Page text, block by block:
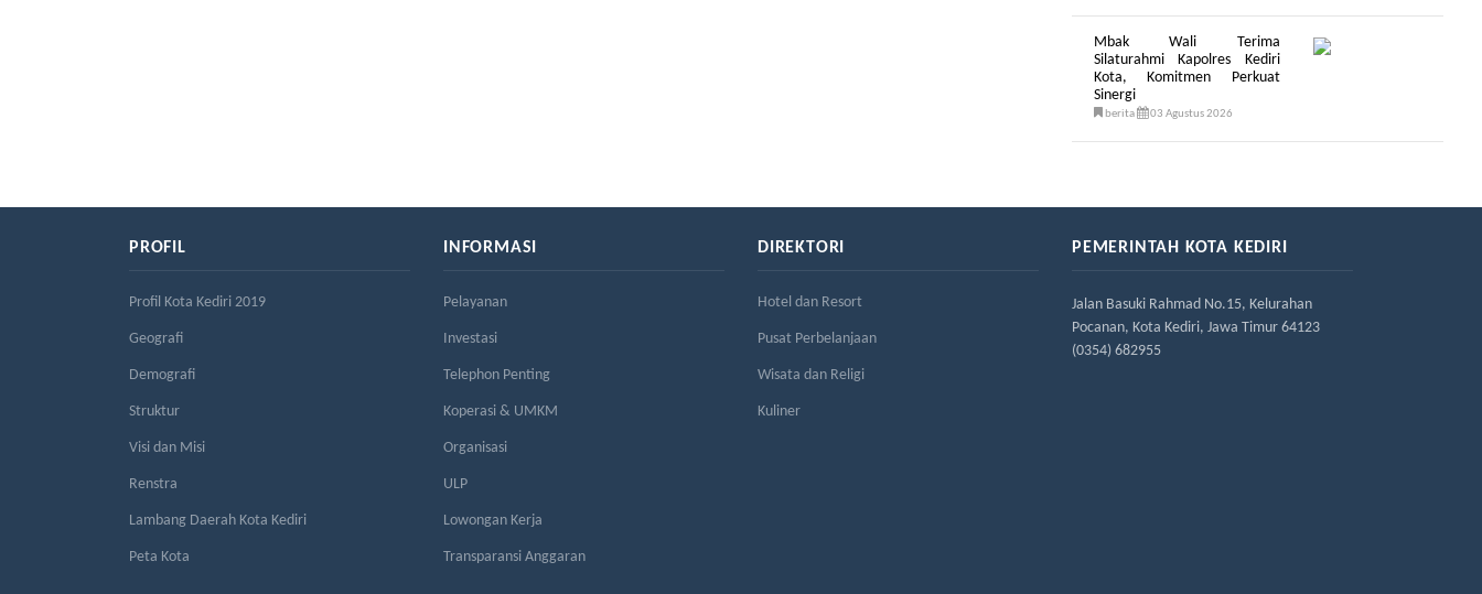
Mbak Wali Terima
Silaturahmi Kapolres Kediri
Kota, Komitmen Perkuat
Sinergi
berita 03 Agustus 2026
PROFIL
Profil Kota Kediri 2019
Geografi
Demografi
Struktur
Visi dan Misi
Renstra
Lambang Daerah Kota Kediri
Peta Kota
INFORMASI
Pelayanan
Investasi
Telephon Penting
Koperasi & UMKM
Organisasi
ULP
Lowongan Kerja
Transparansi Anggaran
DIREKTORI
Hotel dan Resort
Pusat Perbelanjaan
Wisata dan Religi
Kuliner
PEMERINTAH KOTA KEDIRI
Jalan Basuki Rahmad No.15, Kelurahan
Pocanan, Kota Kediri, Jawa Timur 64123
(0354) 682955